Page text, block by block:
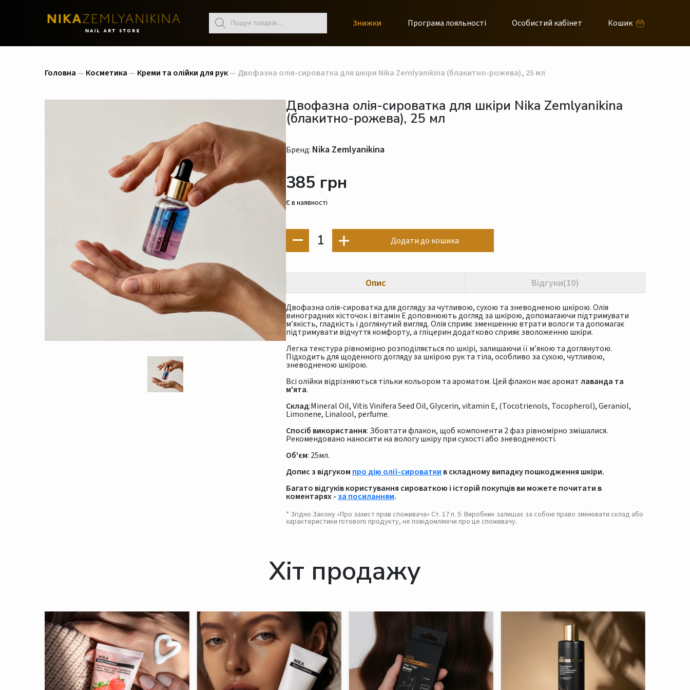
Пошук
товарів Знижки Програма лояльності Особистий кабінет Кошик
Головна — Косметика — Креми та олійки для рук— Двофазна олія-сироватка для шкіри Nika Zemlyanikina (блакитно-рожева), 25 мл
Двофазна олія-сироватка для шкіри Nika Zemlyanikina
(блакитно-рожева), 25 мл
Бренд: Nika Zemlyanikina
385 грн
Є в наявності
1 Додати до кошика
Опис Відгуки(10)
Двофазна олія-сироватка для догляду за чутливою, сухою та зневодненою шкірою. Олія
виноградних кісточок і вітамін Е доповнюють догляд за шкірою, допомагаючи підтримувати
м’якість, гладкість і доглянутий вигляд. Олія сприяє зменшенню втрати вологи та допомагає
підтримувати відчуття комфорту, а гліцерин додатково сприяє зволоженню шкіри.
Легка текстура рівномірно розподіляється по шкірі, залишаючи її м’якою та доглянутою.
Підходить для щоденного догляду за шкірою рук та тіла, особливо за сухою, чутливою,
зневодненою шкірою.
Всі олійки відрізняються тільки кольором та ароматом. Цей флакон має ароматлаванда та
м'ята.
Склад:Mineral Oil, Vitis Vinifera Seed Oil, Glycerin, vitamin E, (Tocotrienols, Tocopherol), Geraniol,
Limonene, Linalool, perfume.
Спосіб використання: Збовтати флакон, щоб компоненти 2 фаз рівномірно змішалися.
Рекомендовано наносити на вологу шкіру при сухості або зневодненості.
Об'єм: 25мл.
Допис з відгуком про дію олії-сироватки в складному випадку пошкодження шкіри.
Багато відгуків користування сироваткою і історій покупців ви можете почитати в
коментарях - за посиланням.
* Згідно Закону «Про захист прав споживача» Ст. 17 п. 5: Виробник залишає за собою право змінювати склад або
характеристики готового продукту, не повідомляючи про це споживачу.
Хіт продажу